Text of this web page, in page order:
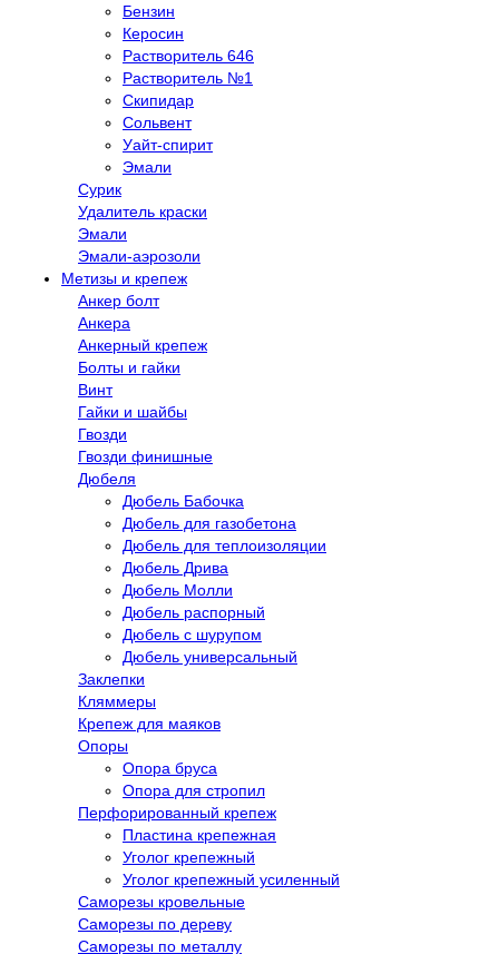
Бензин
Керосин
Растворитель 646
Растворитель №1
Скипидар
Сольвент
Уайт-спирит
Эмали
Сурик
Удалитель краски
Эмали
Эмали-аэрозоли
Метизы и крепеж
Анкер болт
Анкера
Анкерный крепеж
Болты и гайки
Винт
Гайки и шайбы
Гвозди
Гвозди финишные
Дюбеля
Дюбель Бабочка
Дюбель для газобетона
Дюбель для теплоизоляции
Дюбель Дрива
Дюбель Молли
Дюбель распорный
Дюбель с шурупом
Дюбель универсальный
Заклепки
Кляммеры
Крепеж для маяков
Опоры
Опора бруса
Опора для стропил
Перфорированный крепеж
Пластина крепежная
Уголог крепежный
Уголог крепежный усиленный
Саморезы кровельные
Саморезы по дереву
Саморезы по металлу